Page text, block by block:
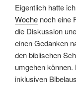
Eigentlich hatte
Woche noch eine
die Diskussion
einen Gedanken
den biblischen
umgehen
inklusiven